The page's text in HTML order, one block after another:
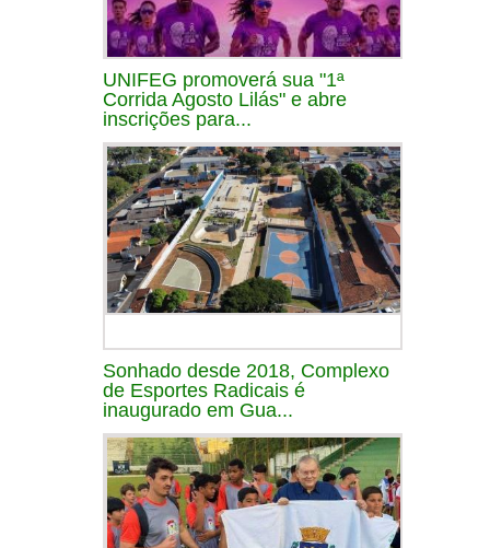
UNIFEG promoverá sua "1ª
Corrida Agosto Lilás" e abre
inscrições para...
Sonhado desde 2018, Complexo
de Esportes Radicais é
inaugurado em Gua...